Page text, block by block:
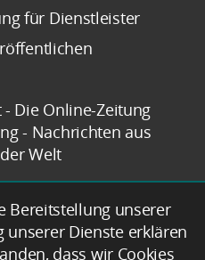
für Dienstleister
Die Online-Zeitung
- Nachrichten aus
Welt
Bereitstellung unserer
unserer Dienste erklären
dass wir Cookies